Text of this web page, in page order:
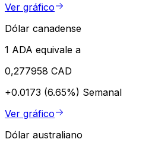
Ver gráfico
Dólar canadense
1 ADA equivale a
0,277958 CAD
+0.0173 (6.65%) Semanal
Ver gráfico
Dólar australiano